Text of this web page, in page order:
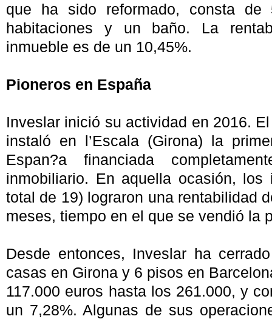
que ha sido reformado, consta de
habitaciones y un baño. La
inmueble es de un 10,45%.
Pioneros en España
Inveslar inició su actividad en 2016.
instaló en l’Escala (Girona) la
Espan?a financiada
inmobiliario. En aquella ocasión, los
total de 19) lograron una rentabilidad
meses, tiempo en el que se vendió la
Desde entonces, Inveslar ha
casas en Girona y 6 pisos en
117.000 euros hasta los 261.000, y
un 7,28%. Algunas de sus